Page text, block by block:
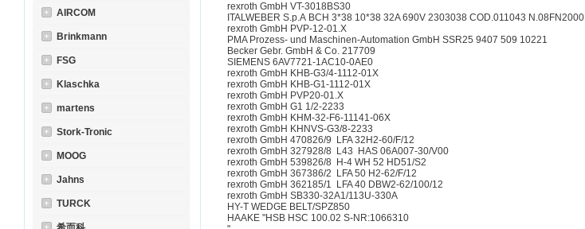
AIRCOM
Brinkmann
FSG
Klaschka
martens
Stork-Tronic
MOOG
Jahns
TURCK
rexroth GmbH VT-3018BS30
ITALWEBER S.p.A BCH 3*38 10*38 32A 690V 2303038 COD.011043 N.08FN2000
rexroth GmbH PVP-12-01.X
PMA Prozess- und Maschinen-Automation GmbH SSR25 9407 509 10221
Becker Gebr. GmbH & Co. 217709
SIEMENS 6AV7721-1AC10-0AE0
rexroth GmbH KHB-G3/4-1112-01X
rexroth GmbH KHB-G1-1112-01X
rexroth GmbH PVP20-01.X
rexroth GmbH G1 1/2-2233
rexroth GmbH KHM-32-F6-11141-06X
rexroth GmbH KHNVS-G3/8-2233
rexroth GmbH 470826/9 LFA 32H2-60/F/12
rexroth GmbH 327928/8 L43 HAS 06A007-30/V00
rexroth GmbH 539826/8 H-4 WH 52 HD51/S2
rexroth GmbH 367386/2 LFA 50 H2-62/F/12
rexroth GmbH 362185/1 LFA 40 DBW2-62/100/12
rexroth GmbH SB330-32A1/113U-330A
HY-T WEDGE BELT/SPZ850
HAAKE "HSB HSC 100.02 S-NR:1066310